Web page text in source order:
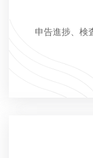
申告進捗、検